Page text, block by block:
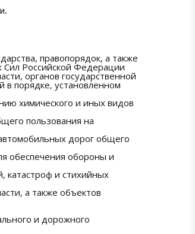
правопорядок, а также
Сил Российской Федерации
органов государственной
в порядке, установленном
химического и иных видов
пользования на
дорог общего
обеспечения обороны и
катастроф и стихийных
а также объектов
и дорожного